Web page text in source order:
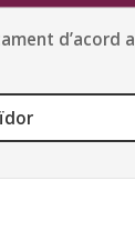
d’acord a